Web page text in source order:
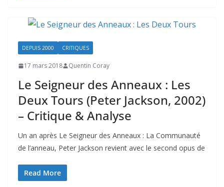
DEPUIS 2000 CRITIQUES
17 mars 2018 Quentin Coray
Le Seigneur des Anneaux : Les
Deux Tours (Peter Jackson, 2002)
– Critique & Analyse
Un an après Le Seigneur des Anneaux : La Communauté
de l’anneau, Peter Jackson revient avec le second opus de
Read More